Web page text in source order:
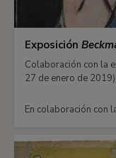
Exposición
Colaboración con la
27 de enero de 2019)
En colaboración con